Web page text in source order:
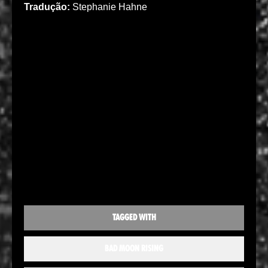
Tradução: Stephanie Hahne
TAGGED WITH